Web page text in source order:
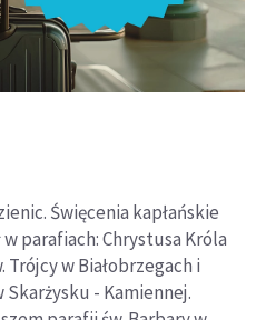
Święcenia kapłańskie
w parafiach: Chrystusa Króla
Trójcy w Białobrzegach i
- Kamiennej.